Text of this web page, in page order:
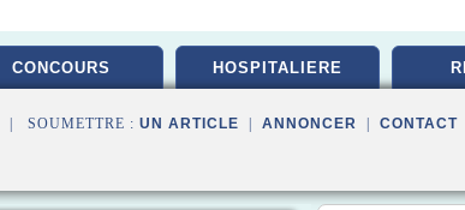
CONCOURS HOSPITALIERE
| SOUMETTRE : UN ARTICLE ANNONCER CONTACT